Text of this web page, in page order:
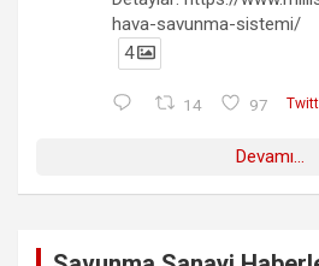
hava-savunma-sistemi/
4
14 97
Devamı...